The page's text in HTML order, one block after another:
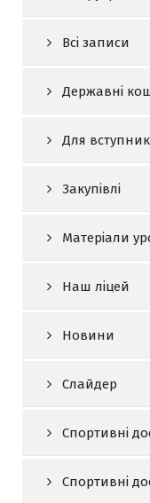
Всі записи
Державні
Для
Закупівлі
Матеріали
Наш ліцей
Новини
Слайдер
Спортивні
Спортивні